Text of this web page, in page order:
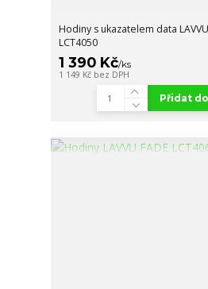
Hodiny s ukazatelem data
LCT4050
1 390 Kč/ks
1 149 Kč bez DPH
Přidat